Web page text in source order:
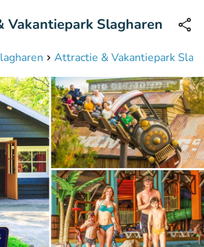
Available until 23:00
Attractie & Vakantiepark
Vakantiepark Slagharen